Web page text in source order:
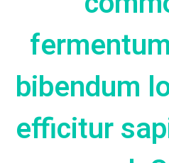
bibendum
efficitur